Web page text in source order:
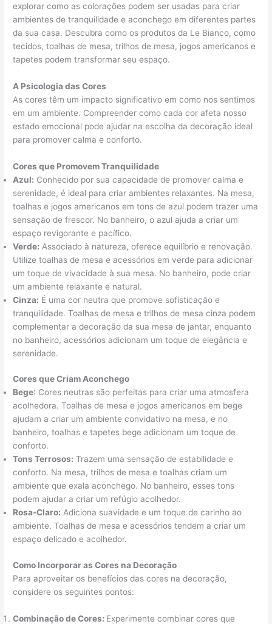
explorar como as colorações podem ser usadas para criar
ambientes de tranquilidade e aconchego em diferentes partes
da sua casa. Descubra como os produtos da Le Bianco, como
tecidos, toalhas de mesa, trilhos de mesa, jogos americanos e
tapetes podem transformar seu espaço.
A Psicologia das Cores
As cores têm um impacto significativo em como nos sentimos
em um ambiente. Compreender como cada cor afeta nosso
estado emocional pode ajudar na escolha da decoração ideal
para promover calma e conforto.
Cores que Promovem Tranquilidade
Azul: Conhecido por sua capacidade de promover calma e
serenidade, é ideal para criar ambientes relaxantes. Na mesa,
toalhas e jogos americanos em tons de azul podem trazer uma
sensação de frescor. No banheiro, o azul ajuda a criar um
espaço revigorante e pacífico.
Verde: Associado à natureza, oferece equilíbrio e renovação.
Utilize toalhas de mesa e acessórios em verde para adicionar
um toque de vivacidade à sua mesa. No banheiro, pode criar
um ambiente relaxante e natural.
Cinza: É uma cor neutra que promove sofisticação e
tranquilidade. Toalhas de mesa e trilhos de mesa cinza podem
complementar a decoração da sua mesa de jantar, enquanto
no banheiro, acessórios adicionam um toque de elegância e
serenidade.
Cores que Criam Aconchego
Bege: Cores neutras são perfeitas para criar uma atmosfera
acolhedora. Toalhas de mesa e jogos americanos em bege
ajudam a criar um ambiente convidativo na mesa, e no
banheiro, toalhas e tapetes bege adicionam um toque de
conforto.
Tons Terrosos: Trazem uma sensação de estabilidade e
conforto. Na mesa, trilhos de mesa e toalhas criam um
ambiente que exala aconchego. No banheiro, esses tons
podem ajudar a criar um refúgio acolhedor.
Rosa-Claro: Adiciona suavidade e um toque de carinho ao
ambiente. Toalhas de mesa e acessórios tendem a criar um
espaço delicado e acolhedor.
Como Incorporar as Cores na Decoração
Para aproveitar os benefícios das cores na decoração,
considere os seguintes pontos:
Combinação de Cores: Experimente combinar cores que